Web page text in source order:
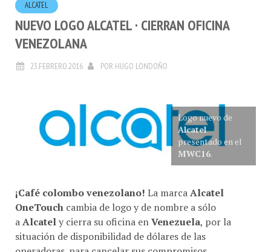
NUEVO LOGO ALCATEL · CIERRAN OFICINA
VENEZOLANA
23.FEBRERO.2016
Logo nuevo de
Alcatel
presentado en el
MWC16.
OneTouchcambia de logo y de nombre a sólo
aAlcately cierra su oficina en Venezuela, por la
situación de disponibilidad de dólares de las
operadoras. para cancelar sus compromisos.